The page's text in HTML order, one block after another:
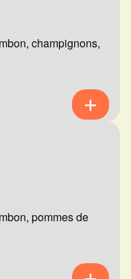
champignons,
pommes de